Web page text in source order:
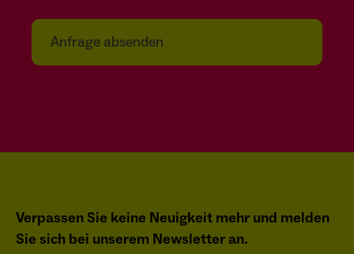
Anfrage absenden
Verpassen Sie keine Neuigkeit mehr und melden
Sie sich bei unserem Newsletter an.